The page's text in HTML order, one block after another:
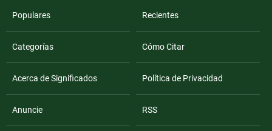
Populares Recientes
Categorías Cómo Citar
Acerca de Significados Política de Privacidad
Anuncie RSS